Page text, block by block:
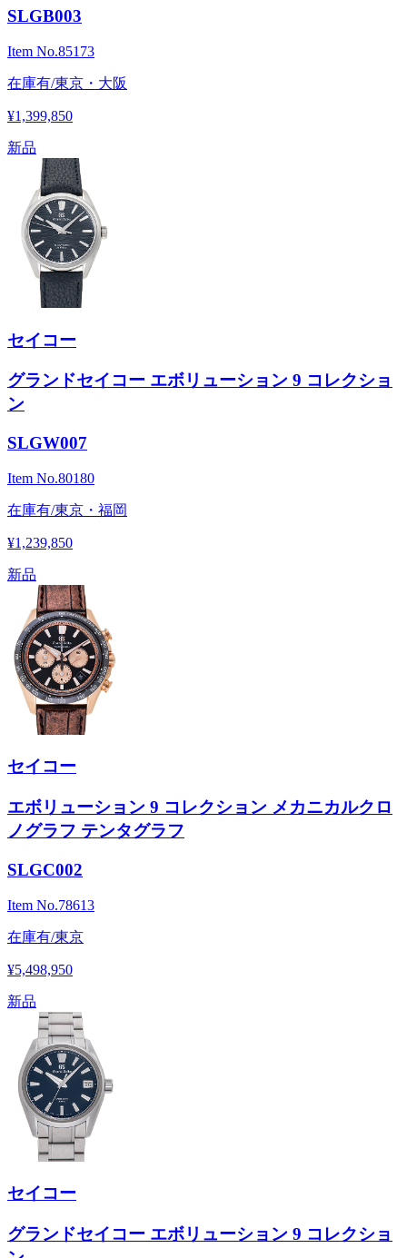
SLGB003
Item No.85173
在庫有/東京・大阪
¥1,399,850
新品
セイコー
グランドセイコー エボリューション 9 コレクショ
ン
SLGW007
Item No.80180
在庫有/東京・福岡
¥1,239,850
新品
セイコー
エボリューション 9 コレクション メカニカルクロ
ノグラフ テンタグラフ
SLGC002
Item No.78613
在庫有/東京
¥5,498,950
新品
セイコー
グランドセイコー エボリューション 9 コレクショ